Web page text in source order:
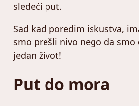
sledeći put.
Sad kad poredim iskustva,
smo prešli nivo nego da smo
jedan život!
Put do mora